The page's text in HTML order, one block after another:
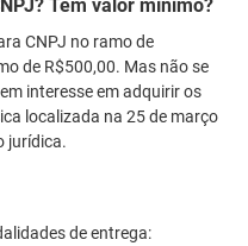
Tem valor mínimo?
CNPJ no ramo de
de R$500,00. Mas não se
interesse em adquirir os
localizada na 25 de março
jurídica.
de entrega: